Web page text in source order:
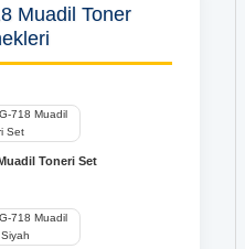
Muadil Toner
Toneri Set